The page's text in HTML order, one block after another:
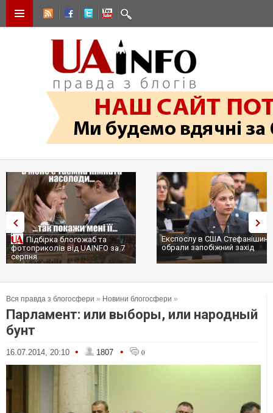
Підбірка блогожаб та
фотоприколів від UAINFO за 7
серпня
Експослу в США
обрали запобіжний захід
Вся правда з блогосфери » Новини блогосфери »
Парламент: или выборы, или народный
бунт
16.07.2014, 20:10 • 1807 • 0